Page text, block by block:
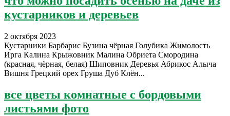
кустарников и деревьев
2 октября 2023
Кустарники Барбарис Бузина чёрная Голубика Жимолость
Ирга Калина Крыжовник Малина Обриета Смородина
(красная, чёрная, белая) Шиповник Деревья Абрикос Алыча
Вишня Грецкий орех Груша Дуб Клён...
все цветы комнатные с бордовыми
листьями фото